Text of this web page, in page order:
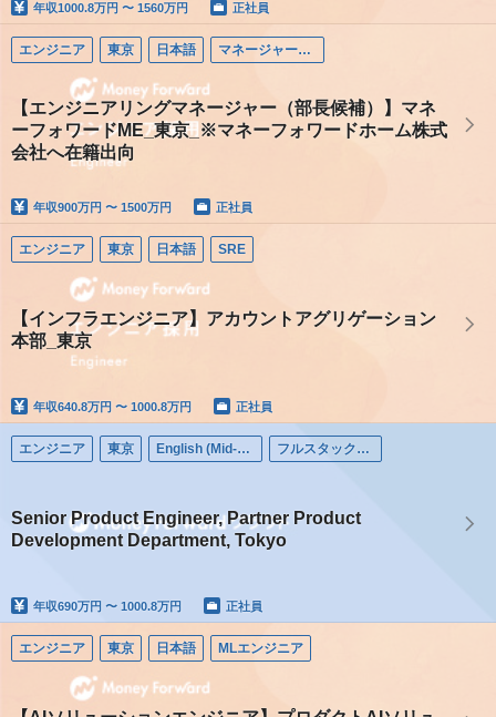
年収1000.8万円 〜 1560万円 正社員
エンジニア 東京 日本語 マネージャー（エンジニア）
【エンジニアリングマネージャー（部長候補）】マネ
ーフォワードME_東京_※マネーフォワードホーム株式
会社へ在籍出向
年収900万円 〜 1500万円 正社員
エンジニア 東京 日本語 SRE
【インフラエンジニア】アカウントアグリゲーション
本部_東京
年収640.8万円 〜 1000.8万円 正社員
エンジニア 東京 English (Mid-career) フルスタックエンジニア
Senior Product Engineer, Partner Product
Development Department, Tokyo
年収690万円 〜 1000.8万円 正社員
エンジニア 東京 日本語 MLエンジニア